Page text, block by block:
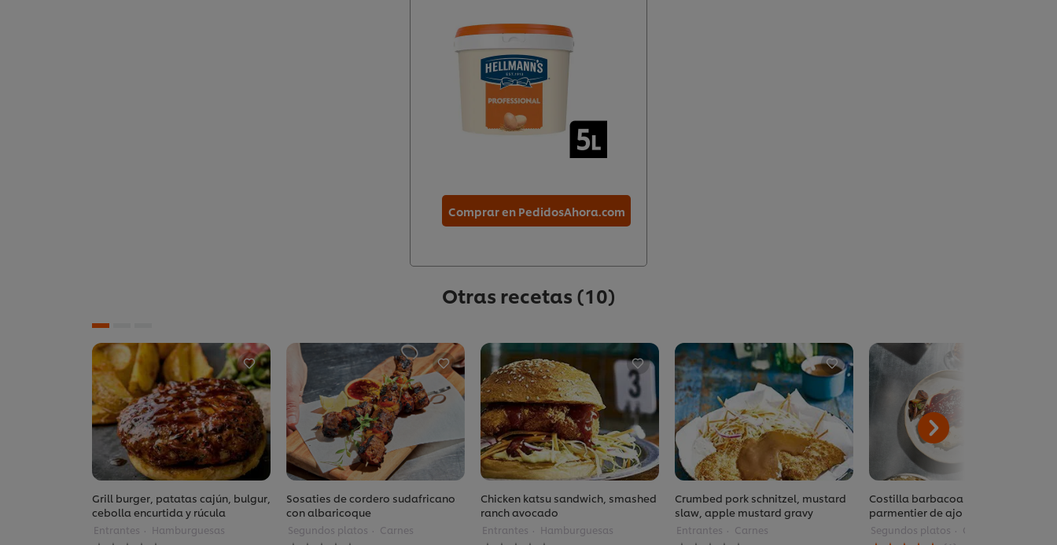
Comprar en PedidosAhora.com
Otras recetas (10)
Grill burger, patatas cajún, bulgur,
cebolla encurtida y rúcula
Entrantes Hamburguesas
No
Sosaties de cordero sudafricano
con albaricoque
Segundos platos Carnes
No
Chicken katsu sandwich, smashed
ranch avocado
Entrantes Hamburguesas
No
Crumbed pork schnitzel, mustard
slaw, apple mustard gravy
Entrantes Carnes
No
Costilla barbacoa y teriyaki con
parmentier de ajo frito
Segundos platos Carnes
La